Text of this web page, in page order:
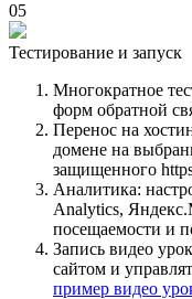
05
Тестирование и запуск
Многократное
форм обратной
Перенос на
домене на
защищенного
Аналитика:
Analytics,
посещаемости и
Запись видео
сайтом и
пример видео